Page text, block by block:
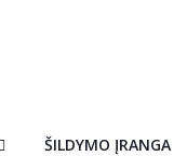
ŠILDYMO ĮRANGA